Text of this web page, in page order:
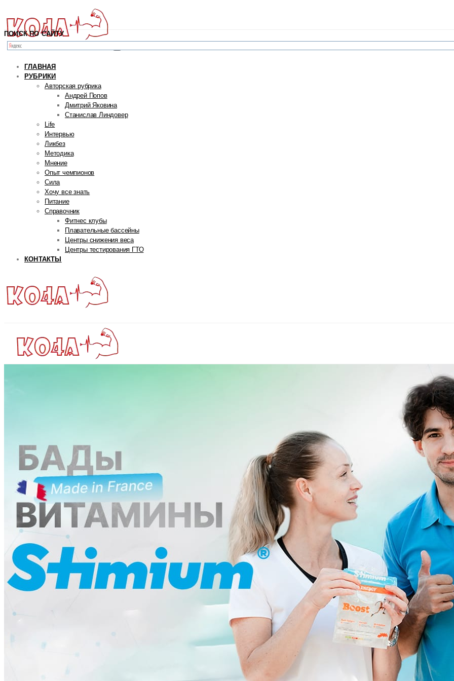
ПОИСК ПО САЙТУ
ГЛАВНАЯ
РУБРИКИ
Авторская рубрика
Андрей Попов
Дмитрий Яковина
Станислав Линдовер
Life
Интервью
Ликбез
Методика
Мнение
Опыт чемпионов
Сила
Хочу все знать
Питание
Справочник
Фитнес клубы
Плавательные бассейны
Центры снижения веса
Центры тестирования ГТО
КОНТАКТЫ
Интервью
Ликбез
Методика
Мнение
Опыт чемпионов
Сила
Хочу все знать
Питание
Справочник
Фитнес клубы
Плавательные бассейны
Центры снижения веса
Центры тестирования ГТО
КОНТАКТЫ